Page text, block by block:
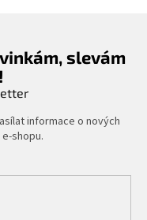
slevám
informace o nových
shopu.